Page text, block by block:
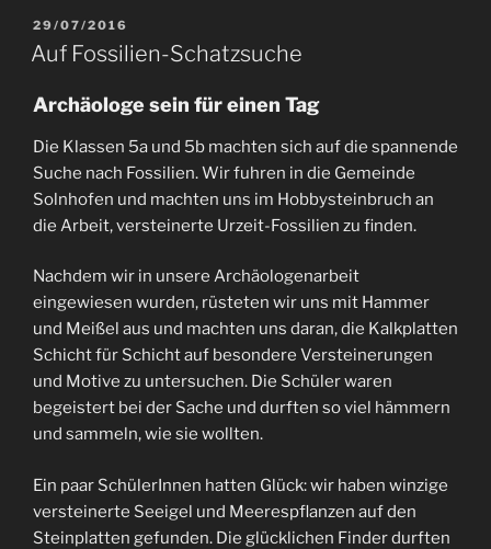
29/07/2016
Auf Fossilien-Schatzsuche
Archäologe sein für einen Tag
Die Klassen 5a und 5b machten sich auf die spannende
Suche nach Fossilien. Wir fuhren in die Gemeinde
Solnhofen und machten uns im Hobbysteinbruch an
die Arbeit, versteinerte Urzeit-Fossilien zu finden.
Nachdem wir in unsere Archäologenarbeit
eingewiesen wurden, rüsteten wir uns mit Hammer
und Meißel aus und machten uns daran, die Kalkplatten
Schicht für Schicht auf besondere Versteinerungen
und Motive zu untersuchen. Die Schüler waren
begeistert bei der Sache und durften so viel hämmern
und sammeln, wie sie wollten.
Ein paar SchülerInnen hatten Glück: wir haben winzige
versteinerte Seeigel und Meerespflanzen auf den
Steinplatten gefunden. Die glücklichen Finder durften